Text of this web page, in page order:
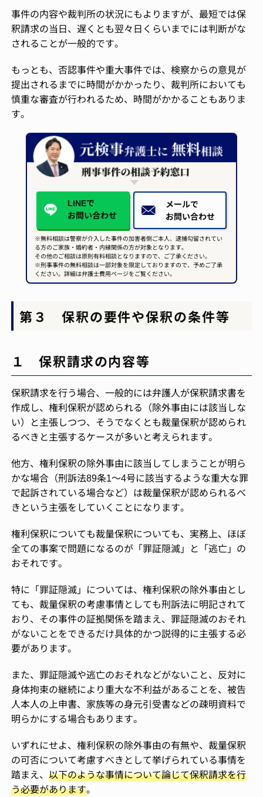
事件の内容や裁判所の状況にもよりますが、最短では保
釈請求の当日、遅くとも翌々日くらいまでには判断がな
されることが一般的です。
もっとも、否認事件や重大事件では、検察からの意見が
提出されるまでに時間がかかったり、裁判所においても
慎重な審査が行われるため、時間がかかることもありま
す。
メールで
お問い合わせ
LINEで
お問い合わせ
※無料相談は警察が介入した事件の加害者側ご本人、逮捕勾留されてい
る方のご家族・婚約者・内縁関係の方が対象となります。
その他のご相談は原則有料相談となりますので、ご了承ください。
※刑事事件の無料相談は一部対象を限定しておりますので、予めご了承
ください。詳細は弁護士費用ページをご覧ください。
第３ 保釈の要件や保釈の条件等
１ 保釈請求の内容等
保釈請求を行う場合、一般的には弁護人が保釈請求書を
作成し、権利保釈が認められる（除外事由には該当しな
い）と主張しつつ、そうでなくとも裁量保釈が認められ
るべきと主張するケースが多いと考えられます。
他方、権利保釈の除外事由に該当してしまうことが明ら
かな場合（刑訴法89条1～4号に該当するような重大な罪
で起訴されている場合など）は裁量保釈が認められるべ
きという主張をしていくことになります。
権利保釈についても裁量保釈についても、実務上、ほぼ
全ての事案で問題になるのが「罪証隠滅」と「逃亡」の
おそれです。
特に「罪証隠滅」については、権利保釈の除外事由とし
ても、裁量保釈の考慮事情としても刑訴法に明記されて
おり、その事件の証拠関係を踏まえ、罪証隠滅のおそれ
がないことをできるだけ具体的かつ説得的に主張する必
要があります。
また、罪証隠滅や逃亡のおそれなどがないこと、反対に
身体拘束の継続により重大な不利益があることを、被告
人本人の上申書、家族等の身元引受書などの疎明資料で
明らかにする場合もあります。
いずれにせよ、権利保釈の除外事由の有無や、裁量保釈
の可否について考慮すべきとして挙げられている事情を
踏まえ、以下のような事情について論じて保釈請求を行
う必要があります。